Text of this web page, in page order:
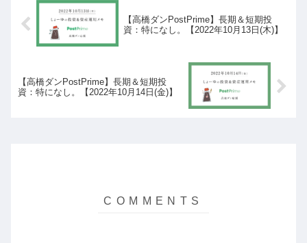
【高橋ダンPostPrime】長期＆短期投
資：特になし。【2022年10月13日(木)】
【高橋ダンPostPrime】長期＆短期投
資：特になし。【2022年10月14日(金)】